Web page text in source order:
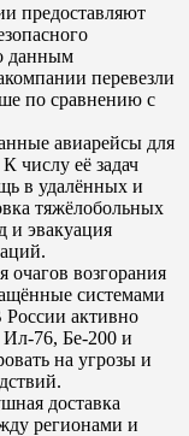
предоставляют
данным
перевезли
по сравнению с
авиарейсы для
числу её задач
в удалённых и
тяжёлобольных
и эвакуация
возгорания
системами
России активно
Ил-76, Бе-200 и
на угрозы и
доставка
регионами и